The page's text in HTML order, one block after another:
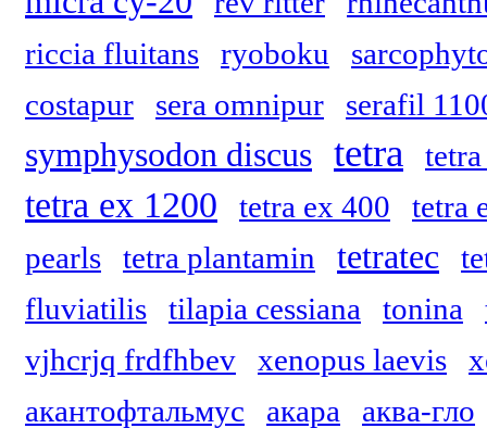
riccia fluitans
ryoboku
costapur
sera omnipur serafil
symphysodon discus tetra
tetra ex 1200 tetra ex 400
tetra
pearls
tetra plantamin tetratec
fluviatilis
tilapia cessiana tonina
vjhcrjq frdfhbev
xenopus laevis
акантофтальмус
акара
аква-гло